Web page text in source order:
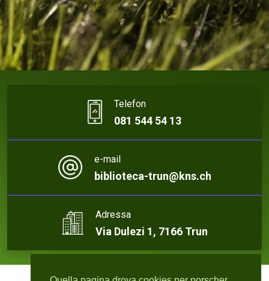
Telefon
081 544 54 13
e-mail
biblioteca-trun@kns.ch
Adressa
Via Dulezi 1, 7166 Trun